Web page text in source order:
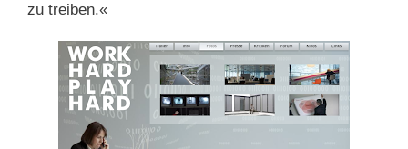
zu treiben.«